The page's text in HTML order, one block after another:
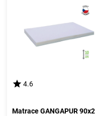
4.6